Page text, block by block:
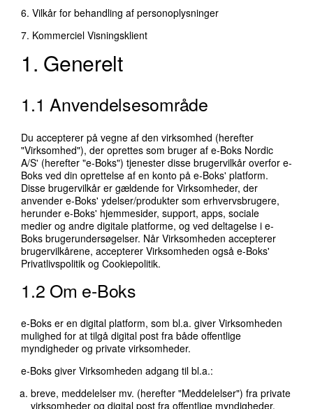
6. Vilkår for behandling af personoplysninger
7. Kommerciel Visningsklient
1. Generelt
1.1 Anvendelsesområde
Du accepterer på vegne af den virksomhed (herefter
"Virksomhed"), der oprettes som bruger af e-Boks Nordic
A/S' (herefter "e-Boks") tjenester disse brugervilkår overfor e-
Boks ved din oprettelse af en konto på e-Boks' platform.
Disse brugervilkår er gældende for Virksomheder, der
anvender e-Boks' ydelser/produkter som erhvervsbrugere,
herunder e-Boks' hjemmesider, support, apps, sociale
medier og andre digitale platforme, og ved deltagelse i e-
Boks brugerundersøgelser. Når Virksomheden accepterer
brugervilkårene, accepterer Virksomheden også e-Boks'
Privatlivspolitik og Cookiepolitik.
1.2 Om e-Boks
e-Boks er en digital platform, som bl.a. giver Virksomheden
mulighed for at tilgå digital post fra både offentlige
myndigheder og private virksomheder.
e-Boks giver Virksomheden adgang til bl.a.:
breve, meddelelser mv. (herefter "Meddelelser") fra private
virksomheder og digital post fra offentlige myndigheder,